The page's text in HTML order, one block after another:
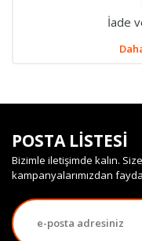
İade
POSTA LİSTESİ
Bizimle iletişimde kalın.
kampanyalarımızdan